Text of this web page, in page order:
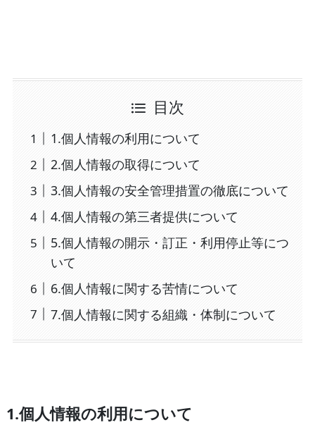
目次
1.個人情報の利用について
2.個人情報の取得について
3.個人情報の安全管理措置の徹底について
4.個人情報の第三者提供について
5.個人情報の開示・訂正・利用停止等につ
いて
6.個人情報に関する苦情について
7.個人情報に関する組織・体制について
1.個人情報の利用について